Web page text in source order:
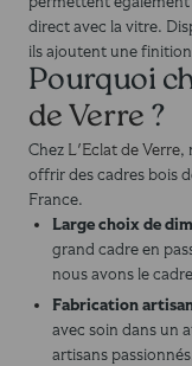
direct avec la vitre.
ils ajoutent une
Pourquoi
de Verre?
Chez L'Eclat de Verre,
offrir des cadres bois
France.
Large choix de
grand cadre en
nous avons le
Fabrication
avec soin dans un
artisans